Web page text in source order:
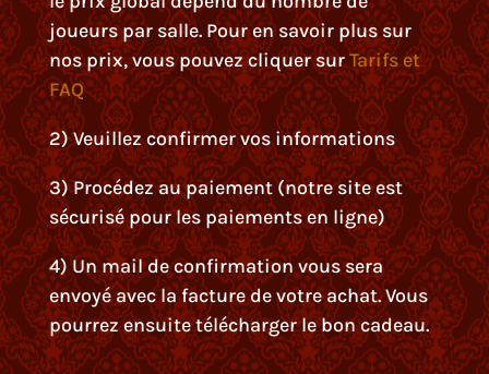
joueurs par salle. Pour en savoir plus sur
nos prix, vous pouvez cliquer surTarifs et
FAQ
2) Veuillez confirmer vos informations
3) Procédez au paiement (notre site est
sécurisé pour les paiements en ligne)
4) Un mail de confirmation vous sera
envoyé avec la facture de votre achat. Vous
pourrez ensuite télécharger le bon cadeau.